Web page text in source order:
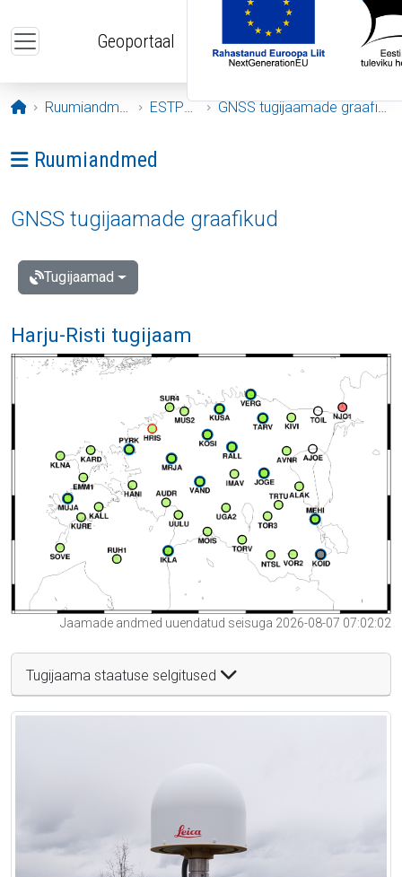
Geoportaal
Avaleht
Ruumiandmed ESTPOS GNSS tugijaamade graafikud
Ava menüü: Ruumiandmed
Ruumiandmed
GNSS tugijaamade graafikud
Tugijaamad
Harju-Risti tugijaam
Jaamade andmed uuendatud seisuga 2026-08-07 07:02:02
Tugijaama staatuse selgitused